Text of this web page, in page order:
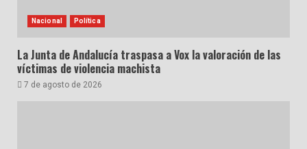
Nacional Política
La Junta de Andalucía traspasa a Vox la valoración de las
víctimas de violencia machista
7 de agosto de 2026